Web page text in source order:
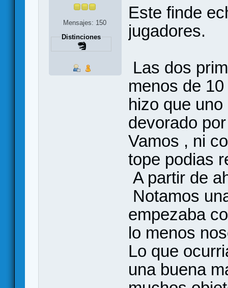
Mensajes: 150
Distinciones
Este finde
jugadores.
Las dos
menos de
hizo que
devorado
Vamos , ni
tope podias
A partir de
Notamos
empezaba
lo menos
Lo que
una buena